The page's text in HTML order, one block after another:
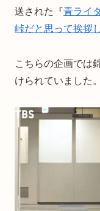
送された『青ライ
峠だと思って挨拶
こちらの企画では
けられていました。